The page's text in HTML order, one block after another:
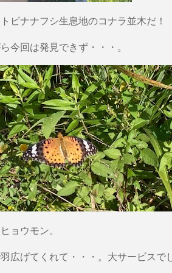
ビナナフシ生息地のコナラ並木だ！
今回は発見できず・・・。
ョウモン。
広げてくれて・・・。大サービスで